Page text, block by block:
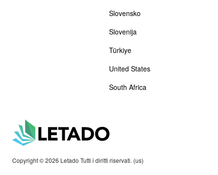
Copyright © 2026 Letado Tutti i diritti riservati. (us)
Slovensko
Slovenija
Türkiye
United States
South Africa